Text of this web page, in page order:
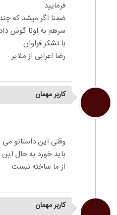
ضمنا اگر میشد که
کاربر مهمان
وقتی این داستانو
باید خورد به حال
کاربر مهمان